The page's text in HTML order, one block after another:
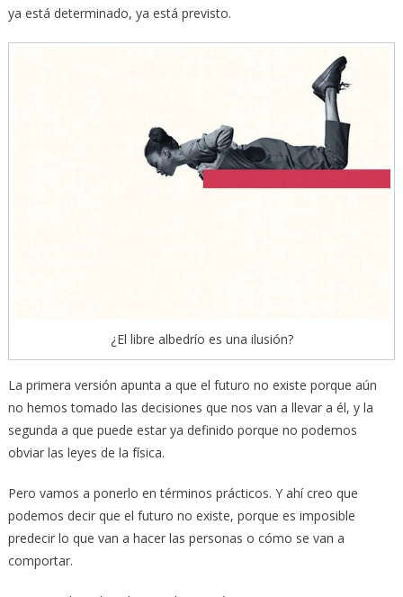
ya está determinado, ya está previsto.
¿El libre albedrío es una ilusión?
La primera versión apunta a que el futuro no existe porque aún
no hemos tomado las decisiones que nos van a llevar a él, y la
segunda a que puede estar ya definido porque no podemos
obviar las leyes de la física.
Pero vamos a ponerlo en términos prácticos. Y ahí creo que
podemos decir que el futuro no existe, porque es imposible
predecir lo que van a hacer las personas o cómo se van a
comportar.